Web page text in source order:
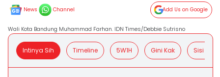
News Channel Add Us on Google
Wali Kota Bandung Muhammad Farhan. IDN Times/Debbie Sutrisno
Intinya Sih Timeline 5W1H Gini Kak Sisi